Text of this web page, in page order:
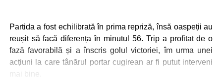
Partida a fost echilibrată în prima repriză, însă oaspeții au
reușit să facă diferența în minutul 56. Trip a profitat de o
fază favorabilă și a înscris golul victoriei, îm urma unei
acțiuni la care tânărul portar cugirean ar fi putut interveni
mai bine.